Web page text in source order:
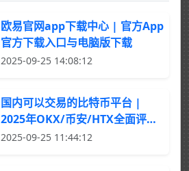
欧易官网app下载中心 | 官方App
官方下载入口与电脑版下载
2025-09-25 14:08:12
国内可以交易的比特币平台 |
2025年OKX/币安/HTX全面评测
与选择指南
2025-09-25 11:44:12